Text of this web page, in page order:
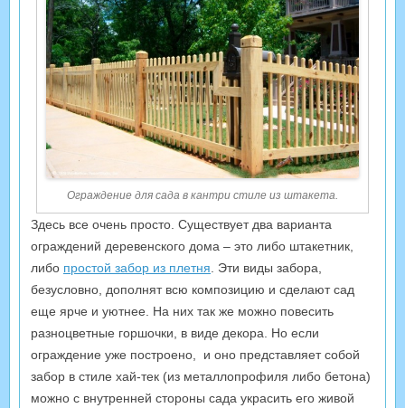
Ограждение для сада в кантри стиле из штакета.
Здесь все очень просто. Существует два варианта
ограждений деревенского дома – это либо штакетник,
либо простой забор из плетня. Эти виды забора,
безусловно, дополнят всю композицию и сделают сад
еще ярче и уютнее. На них так же можно повесить
разноцветные горшочки, в виде декора. Но если
ограждение уже построено, и оно представляет собой
забор в стиле хай-тек (из металлопрофиля либо бетона)
можно с внутренней стороны сада украсить его живой